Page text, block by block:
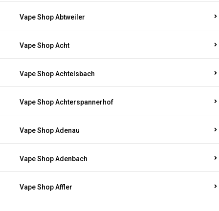
Vape Shop Abtweiler
Vape Shop Acht
Vape Shop Achtelsbach
Vape Shop Achterspannerhof
Vape Shop Adenau
Vape Shop Adenbach
Vape Shop Affler